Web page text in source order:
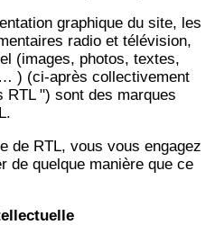
graphique du site, les
radio et télévision,
(images, photos, textes,
) (ci-après collectivement
RTL ") sont des marques
de RTL, vous vous engagez
de quelque manière que ce